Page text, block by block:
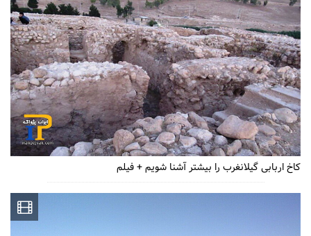
کاخ اربابی گیلانغرب را بیشتر آشنا شویم + فیلم